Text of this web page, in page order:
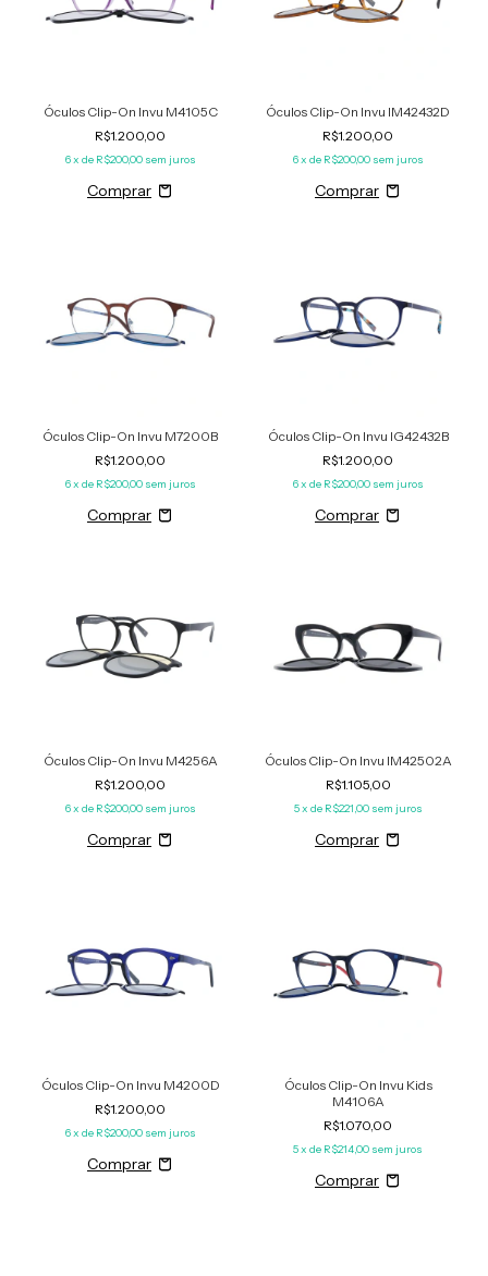
Óculos Clip-On Invu M4105C
R$1.200,00
6x de R$200,00 sem juros
Óculos Clip-On Invu IM42432D
R$1.200,00
6x de R$200,00 sem juros
Óculos Clip-On Invu M7200B
R$1.200,00
6x de R$200,00 sem juros
Óculos Clip-On Invu IG42432B
R$1.200,00
6x de R$200,00 sem juros
Óculos Clip-On Invu M4256A
R$1.200,00
6x de R$200,00 sem juros
Óculos Clip-On Invu IM42502A
R$1.105,00
5x de R$221,00 sem juros
Óculos Clip-On Invu M4200D
R$1.200,00
6x de R$200,00 sem juros
Óculos Clip-On Invu Kids
M4106A
R$1.070,00
5x de R$214,00 sem juros